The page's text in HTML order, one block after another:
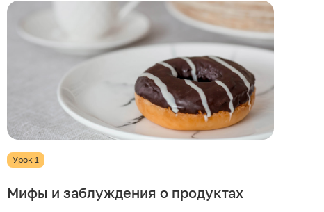
Урок 1
Мифы и заблуждения о продуктах